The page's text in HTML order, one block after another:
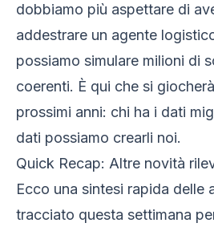
dobbiamo più aspettare di
addestrare un agente
possiamo simulare milioni di
coerenti. È qui che si
prossimi anni: chi ha i dati
dati possiamo crearli noi.
Quick Recap: Altre novità
Ecco una sintesi rapida delle
tracciato questa settimana